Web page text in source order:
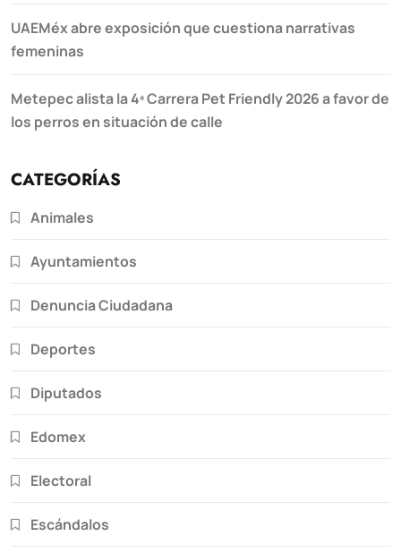
UAEMéx abre exposición que cuestiona narrativas
femeninas
Metepec alista la 4ª Carrera Pet Friendly 2026 a favor de
los perros en situación de calle
CATEGORÍAS
Animales
Ayuntamientos
Denuncia Ciudadana
Deportes
Diputados
Edomex
Electoral
Escándalos